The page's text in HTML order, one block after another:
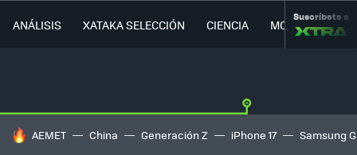
ANÁLISIS XATAKA SELECCIÓN CIENCIA MOVILIDAD
Suscríbete a
HOY SE HABLA DE
AEMET China Generación Z iPhone 17 Samsung